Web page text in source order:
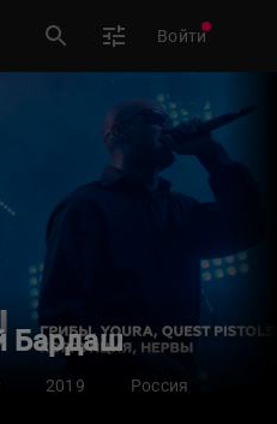
Войти
Бардаш
2019 Россия